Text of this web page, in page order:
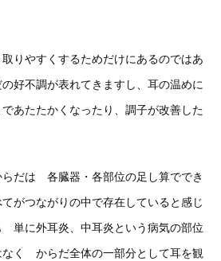
りやすくするためだけにあるのではあ
好不調が表れてきますし、耳の温めに
あたたかくなったり、調子が改善した
だは 各臓器・各部位の足し算ででき
がつながりの中で存在していると感じ
単に外耳炎、中耳炎という病気の部位
なく からだ全体の一部分として耳を観